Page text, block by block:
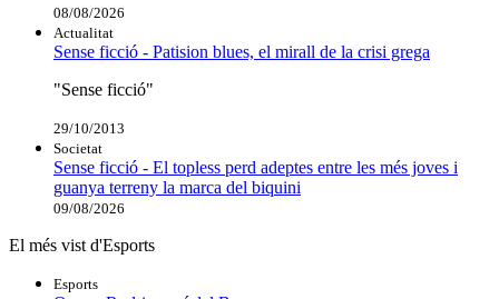
08/08/2026
Actualitat
Sense ficció - Patision blues, el mirall de la crisi grega
"Sense ficció"
29/10/2013
Societat
Sense ficció - El topless perd adeptes entre les més joves i
guanya terreny la marca del biquini
09/08/2026
El més vist d'Esports
Esports